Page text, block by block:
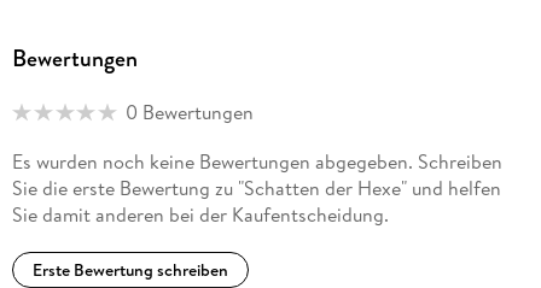
nicht hexen kann, erschafft man eben Charaktere, die diese
magischer Wesen.
Bewertungen
0 Bewertungen
Es wurden noch keine Bewertungen abgegeben. Schreiben
Sie die erste Bewertung zu "Schatten der Hexe" und helfen
Sie damit anderen bei der Kaufentscheidung.
Erste Bewertung schreiben